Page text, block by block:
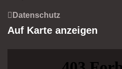
Datenschutz
Auf Karte anzeigen